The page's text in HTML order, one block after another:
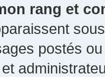
rang et
postés